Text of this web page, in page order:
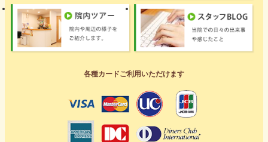
各種カードご利用いただけます